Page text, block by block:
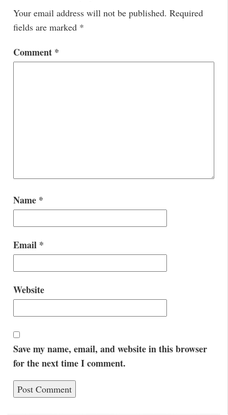
Your email address will not be published. Required
fields are marked *
Comment *
Name *
Email *
Website
Save my name, email, and website in this browser
for the next time I comment.